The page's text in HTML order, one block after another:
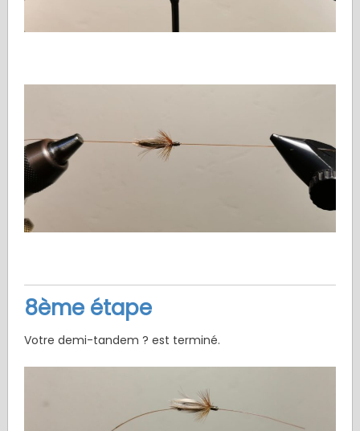
8ème étape
Votre demi-tandem ? est terminé.